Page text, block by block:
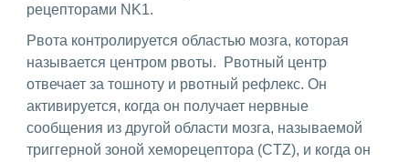
рецепторами NK1.
Рвота контролируется областью мозга, которая
называется центром рвоты. Рвотный центр
отвечает за тошноту и рвотный рефлекс. Он
активируется, когда он получает нервные
сообщения из другой области мозга, называемой
триггерной зоной хеморецептора (CTZ), и когда он